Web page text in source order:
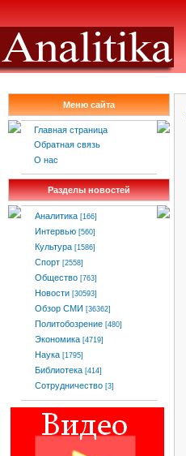
Меню сайта
Главная страница
Обратная связь
О нас
Разделы новостей
Аналитика [166]
Интервью [560]
Культура [1586]
Спорт [2558]
Общество [763]
Новости [30593]
Обзор СМИ [36362]
Политобозрение [480]
Экономика [4719]
Наука [1795]
Библиотека [414]
Сотрудничество [3]